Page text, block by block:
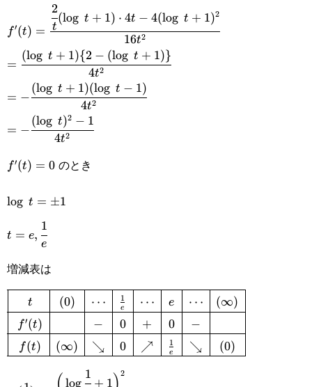
f'(t)=\cfrac{\cfrac{2}
{t}(\log t+1)\cdot4t-
4(\log t+1)^2}
{16t^2}
f′(t) =
16t2
t
2
(log t + 1) ⋅ 4t − 4(log t + 1)2
=\cfrac{(\log t+1)\
{2-(\log t+1)\}}
{4t^2}
=
4t2
(log t + 1){2 − (log t + 1)}
\cfrac{(\log t+1)
(\log t-1)}{4t^2}
= −
4t2
(log t + 1)(log t − 1)
\cfrac{(\log t)^2-
1}{4t^2}
= −
4t2
(log t)2 − 1
f'(t)=0
f′(t) = 0のとき
\log t=\pm1
log t = ±1
t=e,\cfrac{1}
t = e,
e
1
増減表は
\def\arraystretch{1.5}\begin{array}
{|c|c|c|c|c|c|c|c|}\hline t&
(0)&\cdots&\frac{1}
{e}&\cdots&e&\cdots&
t
f′(t)
f(t)
(0)
(∞)
⋯
−
↘
e
1
0
0
⋯
+
↗
e
0
e
1
⋯
−
↘
(∞)
(0)
f\Big(\cfrac{1}
log
1
+ 1
2